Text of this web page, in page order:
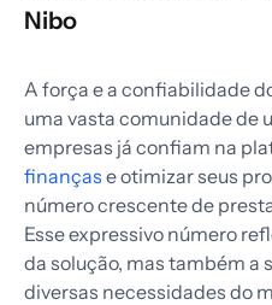
Nibo
A força e a confiabilidade
uma vasta comunidade de
empresas já confiam na
finanças e otimizar seus
número crescente de
Esse expressivo número
da solução, mas também a
diversas necessidades do